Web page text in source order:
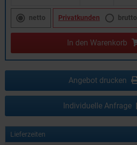
netto Privatkunden brutto
In den Warenkorb
Angebot drucken
Individuelle Anfrage
Lieferzeiten